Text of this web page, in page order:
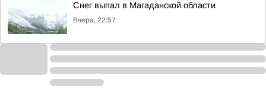
Снег выпал в Магаданской области
Вчера, 22:57